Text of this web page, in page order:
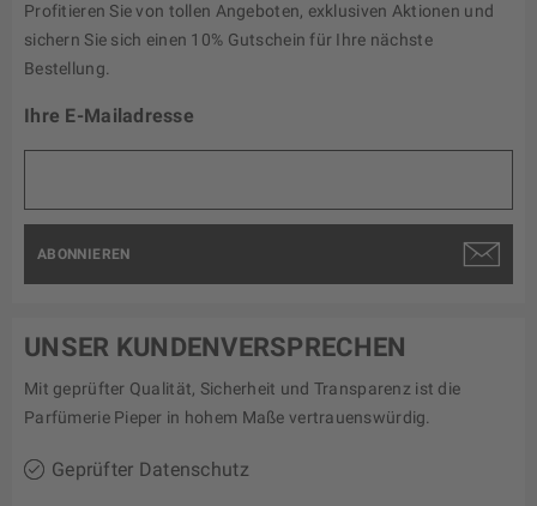
Profitieren Sie von tollen Angeboten, exklusiven Aktionen und
sichern Sie sich einen 10% Gutschein für Ihre nächste
Bestellung.
Ihre E-Mailadresse
ABONNIEREN
UNSER KUNDENVERSPRECHEN
Mit geprüfter Qualität, Sicherheit und Transparenz ist die
Parfümerie Pieper in hohem Maße vertrauenswürdig.
Geprüfter Datenschutz